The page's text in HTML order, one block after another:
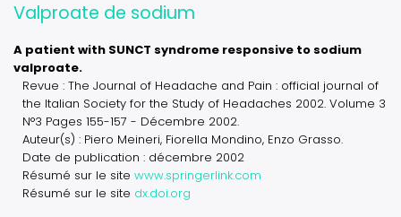
Valproate de sodium
A patient with SUNCT syndrome responsive to sodium
valproate.
Revue : The Journal of Headache and Pain : official journal of
the Italian Society for the Study of Headaches 2002. Volume 3
N°3 Pages 155-157 - Décembre 2002.
Auteur(s) : Piero Meineri, Fiorella Mondino, Enzo Grasso.
Date de publication : décembre 2002
Résumé sur le site www.springerlink.com
Résumé sur le site dx.doi.org